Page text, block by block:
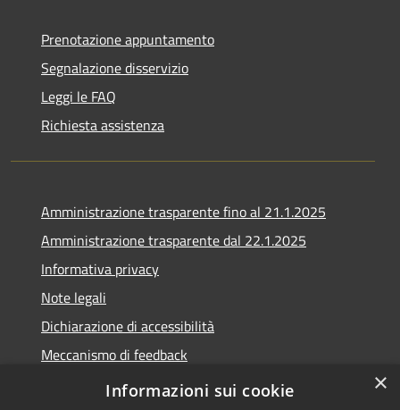
Prenotazione appuntamento
Segnalazione disservizio
Leggi le FAQ
Richiesta assistenza
Amministrazione trasparente fino al 21.1.2025
Amministrazione trasparente dal 22.1.2025
Informativa privacy
Note legali
Dichiarazione di accessibilità
Meccanismo di feedback
Whistleblowing
×
Informazioni sui cookie